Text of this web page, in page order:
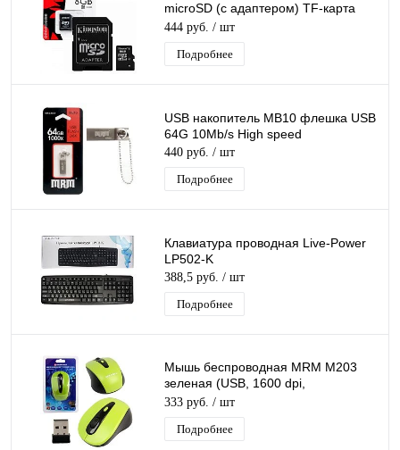
microSD (с адаптером) TF-карта
Class 10
444 руб. / шт
Подробнее
USB накопитель MB10 флешка USB
64G 10Mb/s High speed
440 руб. / шт
Подробнее
Клавиатура проводная Live-Power
LP502-K
388,5 руб. / шт
Подробнее
Мышь беспроводная MRM M203
зеленая (USB, 1600 dpi,
оптическая, 3 кнопки)
333 руб. / шт
Подробнее